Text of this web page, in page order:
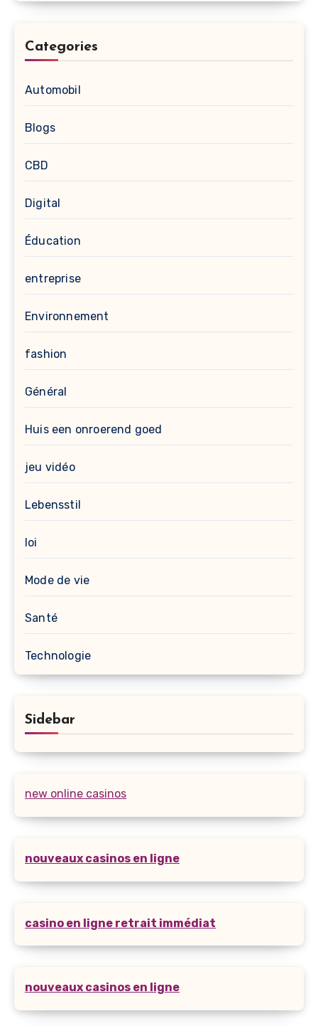
Categories
Automobil
Blogs
CBD
Digital
Éducation
entreprise
Environnement
fashion
Général
Huis een onroerend goed
jeu vidéo
Lebensstil
loi
Mode de vie
Santé
Technologie
Sidebar
new online casinos
nouveaux casinos en ligne
casino en ligne retrait immédiat
nouveaux casinos en ligne